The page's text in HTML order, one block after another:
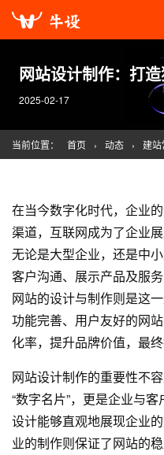
网站设计制作：打
2025-02-17
当前位置： 首页 › 动态 › 建站
在当今数字化时代，企业
渠道，互联网成为了企业
无论是大型企业，还是中
客户沟通、展示产品及服
网站的设计与制作则是这
功能完善、用户友好的网
化率，提升品牌价值，最
网站设计制作的重要性不
“数字名片”，更是企业与
设计能够直观地展现企业
业的制作则保证了网站的